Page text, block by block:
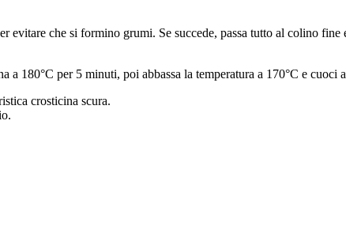
evitare che si formino grumi. Se succede, passa tutto al colino
180°C per 5 minuti, poi abbassa la temperatura a 170°C e cuoci
crosticina scura.